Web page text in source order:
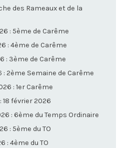
des Rameaux et de la
: 5ème de Carême
: 4ème de Carême
: 3ème de Carême
: 2ème Semaine de Carême
: 1er Carême
18 février 2026
: 6ème du Temps Ordinaire
: 5ème du TO
: 4ème du TO